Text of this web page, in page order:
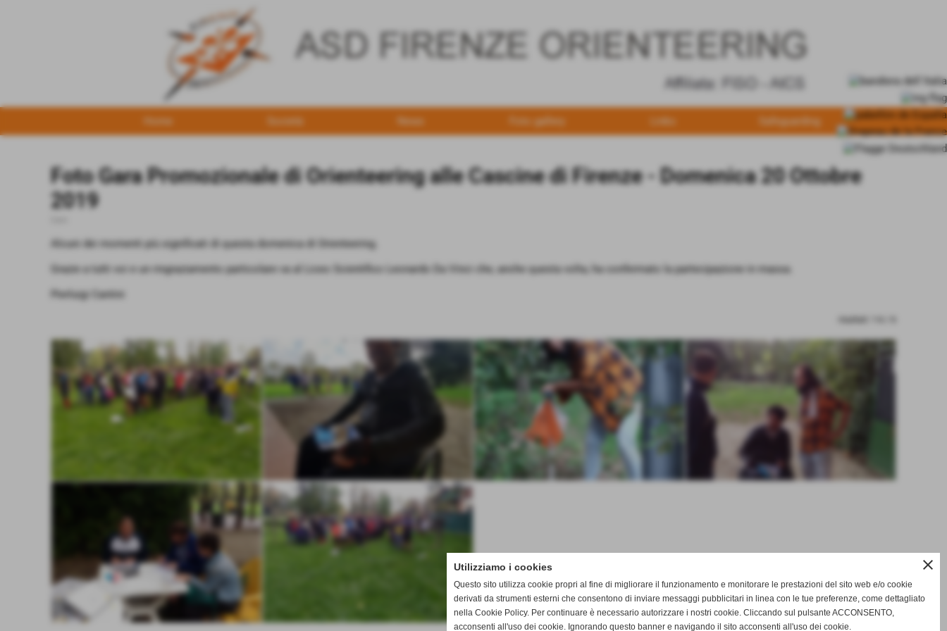
Home Società News Foto gallery Links Safeguarding
Foto Gara Promozionale di Orienteering alle Cascine di Firenze - Domenica 20 Ottobre
2019
Alcuni dei momenti più significati di questa domenica di Orienteering.
Grazie a tutti voi e un ringraziamento particolare va al Liceo Scientifico Leonardo Da Vinci che, anche questa volta, ha confermato la partecipazione in massa.
Pierluigi Cantini
close
Utilizziamo i cookies
Questo sito utilizza cookie propri al fine di migliorare il funzionamento e monitorare le prestazioni del sito web e/o cookie
derivati da strumenti esterni che consentono di inviare messaggi pubblicitari in linea con le tue preferenze, come dettagliato
nella Cookie Policy. Per continuare è necessario autorizzare i nostri cookie. Cliccando sul pulsante ACCONSENTO,
acconsenti all'uso dei cookie. Ignorando questo banner e navigando il sito acconsenti all'uso dei cookie.